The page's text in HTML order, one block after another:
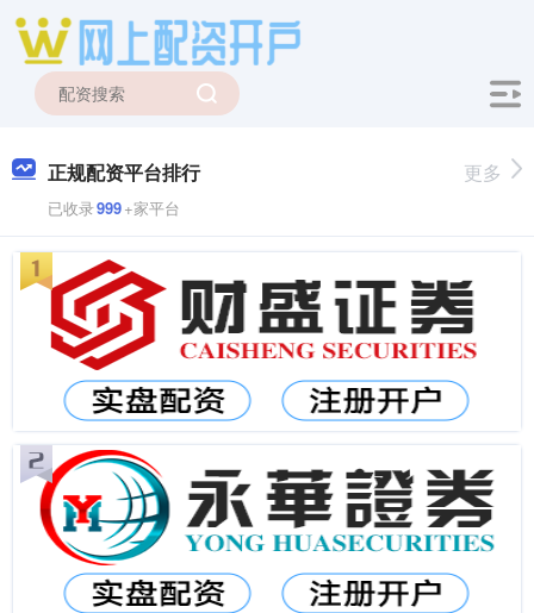
正规配资平台排行
已收录999+家平台
更多